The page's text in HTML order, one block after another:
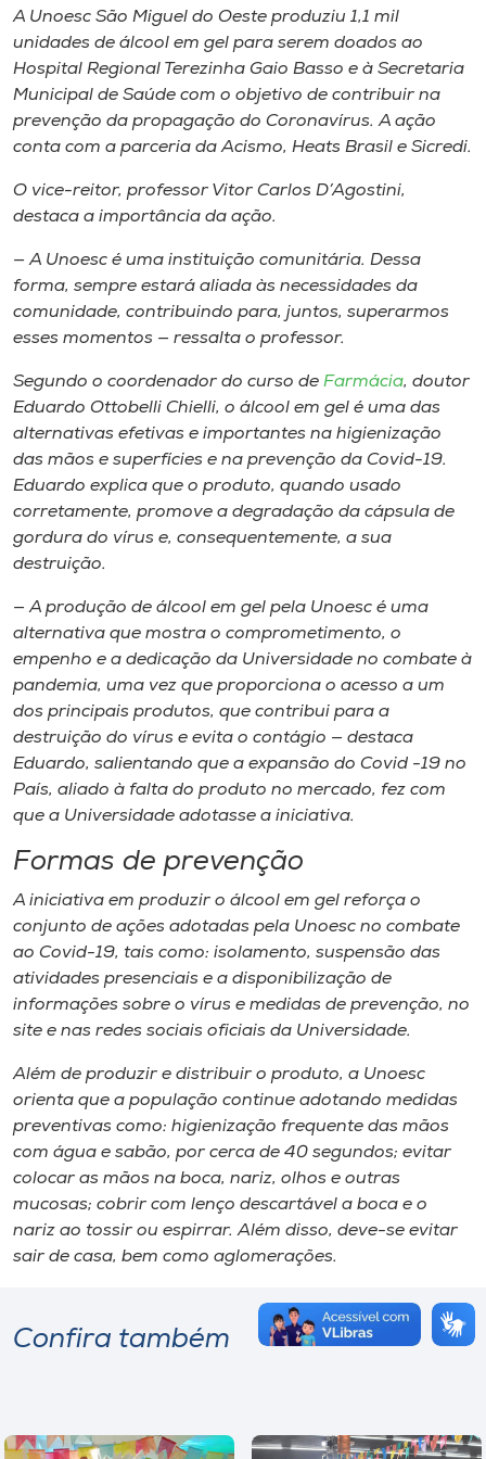
Museu
Unoesc
Store
Selecione
o idioma
A+
A-
A Unoesc São Miguel do Oeste produziu 1,1 mil
unidades de álcool em gel para serem doados ao
Hospital Regional Terezinha Gaio Basso e à Secretaria
Municipal de Saúde com o objetivo de contribuir na
prevenção da propagação do Coronavírus. A ação
conta com a parceria da Acismo, Heats Brasil e Sicredi.
O vice-reitor, professor Vitor Carlos D’Agostini,
destaca a importância da ação.
— A Unoesc é uma instituição comunitária. Dessa
forma, sempre estará aliada às necessidades da
comunidade, contribuindo para, juntos, superarmos
esses momentos — ressalta o professor.
Segundo o coordenador do curso de Farmácia, doutor
Eduardo Ottobelli Chielli, o álcool em gel é uma das
alternativas efetivas e importantes na higienização
das mãos e superfícies e na prevenção da Covid-19.
Eduardo explica que o produto, quando usado
corretamente, promove a degradação da cápsula de
gordura do vírus e, consequentemente, a sua
destruição.
— A produção de álcool em gel pela Unoesc é uma
alternativa que mostra o comprometimento, o
empenho e a dedicação da Universidade no combate à
pandemia, uma vez que proporciona o acesso a um
dos principais produtos, que contribui para a
destruição do vírus e evita o contágio — destaca
Eduardo, salientando que a expansão do Covid -19 no
País, aliado à falta do produto no mercado, fez com
que a Universidade adotasse a iniciativa.
Formas de prevenção
A iniciativa em produzir o álcool em gel reforça o
conjunto de ações adotadas pela Unoesc no combate
ao Covid-19, tais como: isolamento, suspensão das
atividades presenciais e a disponibilização de
informações sobre o vírus e medidas de prevenção, no
site e nas redes sociais oficiais da Universidade.
Além de produzir e distribuir o produto, a Unoesc
orienta que a população continue adotando medidas
preventivas como: higienização frequente das mãos
com água e sabão, por cerca de 40 segundos; evitar
colocar as mãos na boca, nariz, olhos e outras
mucosas; cobrir com lenço descartável a boca e o
nariz ao tossir ou espirrar. Além disso, deve-se evitar
sair de casa, bem como aglomerações.
Confira também